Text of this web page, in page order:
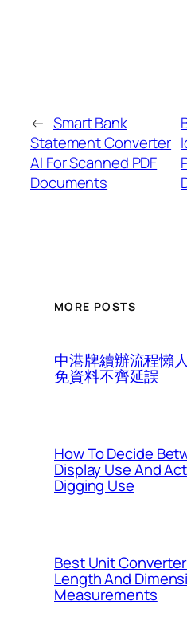
← Smart Bank
Statement Converter
AI For Scanned PDF
Documents
MORE POSTS
中港牌續辦流程懶
免資料不齊延誤
How To Decide
Display Use And
Digging Use
Best Unit
Length And
Measurements